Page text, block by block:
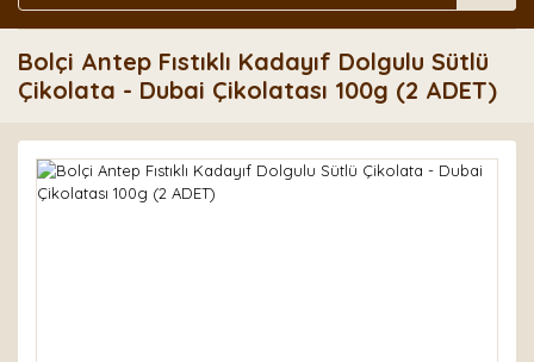
Bolçi Antep Fıstıklı Kadayıf Dolgulu Sütlü
Çikolata - Dubai Çikolatası 100g (2 ADET)